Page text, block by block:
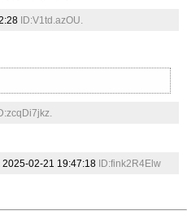
ID:V1td.azOU.
2025-02-21 19:47:18 ID:fink2R4Elw